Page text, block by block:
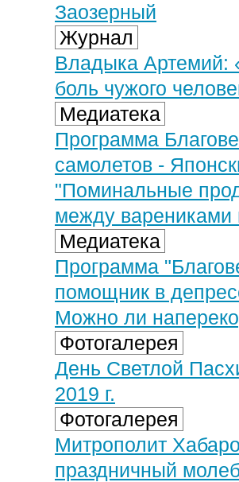
Заозерный
Журнал
Владыка Артемий:
боль чужого
Медиатека
Программа
самолетов -
"Поминальные
между
Медиатека
Программа
помощник в
Можно ли
Фотогалерея
День Светлой
2019 г.
Фотогалерея
Митрополит
праздничный